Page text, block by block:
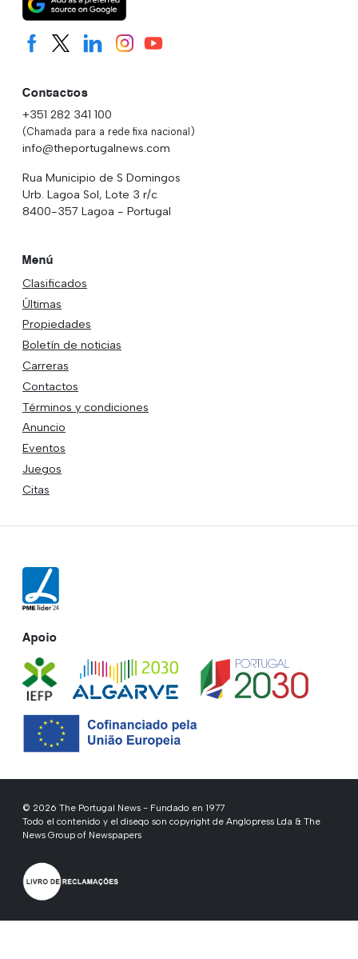
Contactos
+351 282 341 100
(Chamada para a rede fixa nacional)
info@theportugalnews.com
Rua Municipio de S Domingos
Urb. Lagoa Sol, Lote 3 r/c
8400-357 Lagoa - Portugal
Menú
Clasificados
Últimas
Propiedades
Boletín de noticias
Carreras
Contactos
Términos y condiciones
Anuncio
Eventos
Juegos
Citas
Apoio
© 2026 The Portugal News - Fundado en 1977
Todo el contenido y el diseqo son copyright de Anglopress Lda & The
News Group of Newspapers